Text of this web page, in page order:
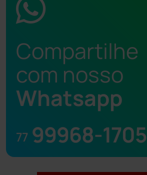
Compartilhe
com nosso
Whatsapp
77 99968-1705